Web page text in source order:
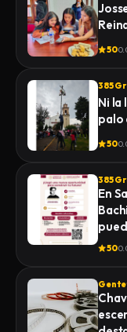
50
385
Ni la
palo
50
385
En
50